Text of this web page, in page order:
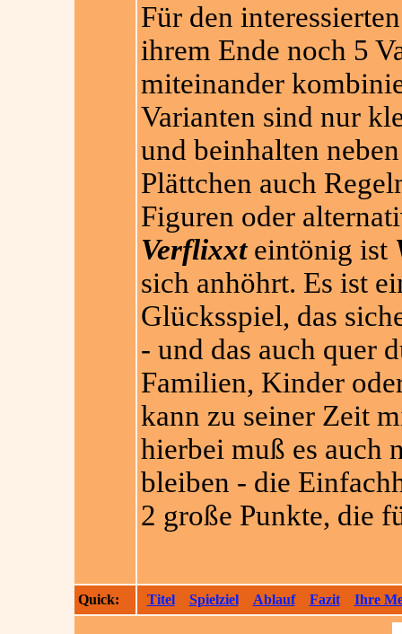
Für den
ihrem Ende noch 5
miteinander
Varianten sind nur
und beinhalten
Plättchen auch
Figuren oder
Verflixxteintönig ist
sich anhöhrt. Es ist
Glücksspiel, das
- und das auch quer
Familien, Kinder
kann zu seiner Zeit
hierbei muß es auch
bleiben - die
2 große Punkte, die
Quick: Titel Spielziel Ablauf Fazit Ihre